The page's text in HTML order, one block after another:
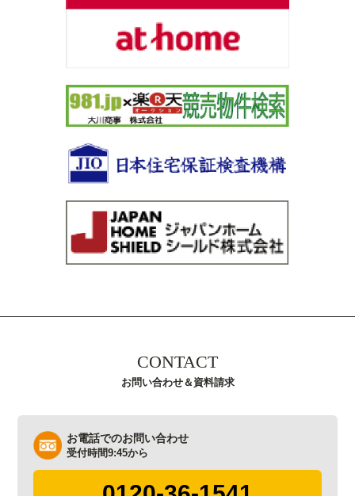
CONTACT
お問い合わせ＆資料請求
お電話でのお問い合わせ
受付時間9:45から